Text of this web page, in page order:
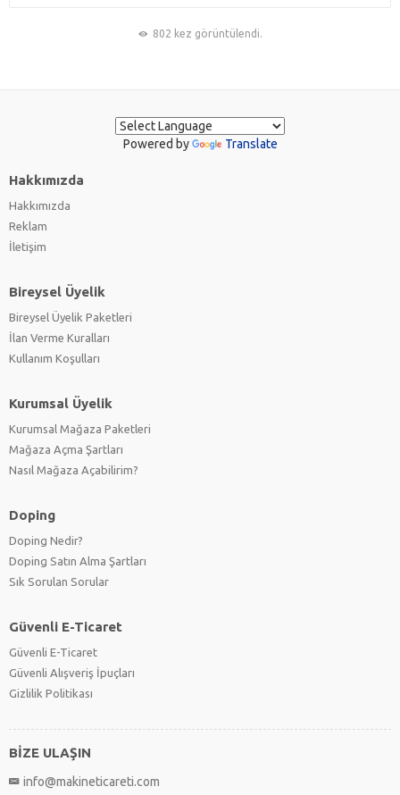
802 kez görüntülendi.
Powered by Translate
Hakkımızda
Hakkımızda
Reklam
İletişim
Bireysel Üyelik
Bireysel Üyelik Paketleri
İlan Verme Kuralları
Kullanım Koşulları
Kurumsal Üyelik
Kurumsal Mağaza Paketleri
Mağaza Açma Şartları
Nasıl Mağaza Açabilirim?
Doping
Doping Nedir?
Doping Satın Alma Şartları
Sık Sorulan Sorular
Güvenli E-Ticaret
Güvenli E-Ticaret
Güvenli Alışveriş İpuçları
Gizlilik Politikası
BİZE ULAŞIN
info@makineticareti.com